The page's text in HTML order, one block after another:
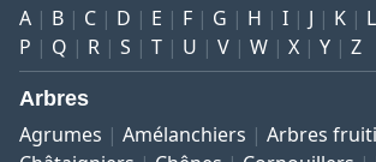
A B C D E F G H I J K L
P
Q R S T U V W X Y Z
Arbres
Agrumes Amélanchiers
Arbres